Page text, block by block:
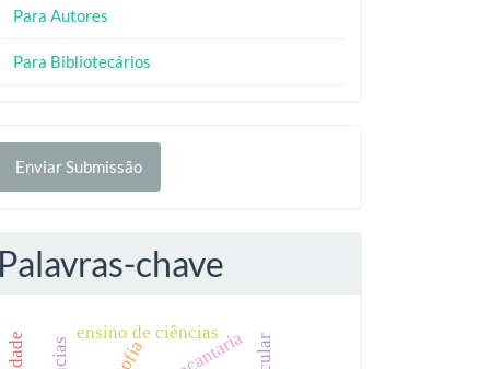
Para Autores
Para Bibliotecários
Enviar Submissão
Palavras-chave
ensino de ciências